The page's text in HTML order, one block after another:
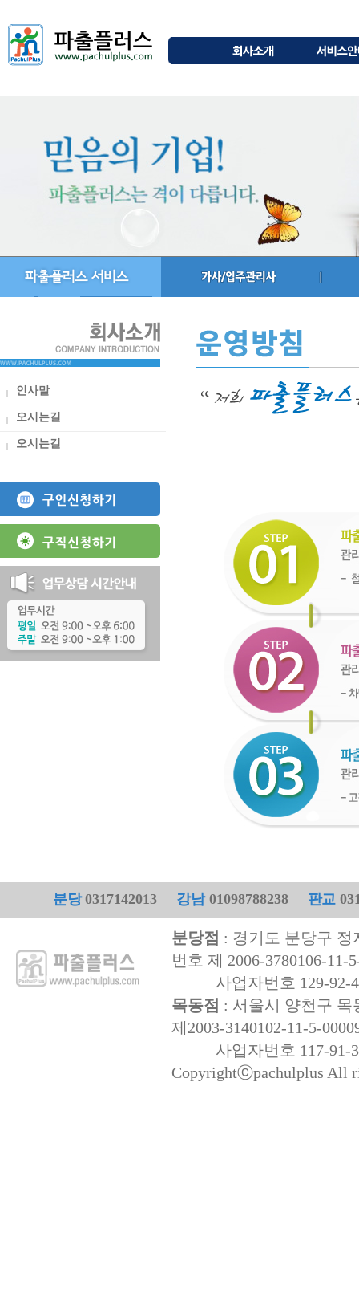
인사말
오시는길
오시는길
분당0317142013 강남01098788238 판교
분당점 : 경기도 분당구 정
번호 제 2006-3780106-11-
사업자번호 129-92-
목동점 : 서울시 양천구 목
제2003-3140102-11-5-
사업자번호 117-91-
Copyrightⓒpachulplus All